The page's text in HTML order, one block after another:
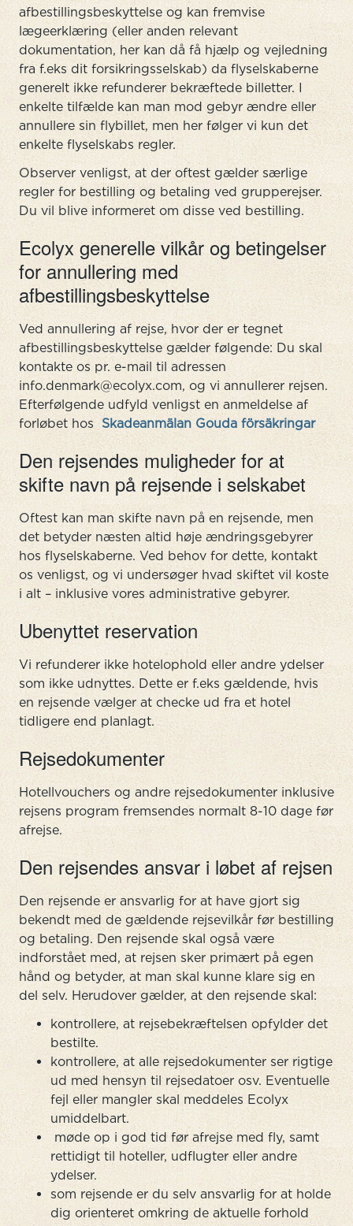
afbestillingsbeskyttelse og kan fremvise
lægeerklæring (eller anden relevant
dokumentation, her kan då få hjælp og vejledning
fra f.eks dit forsikringsselskab) da flyselskaberne
generelt ikke refunderer bekræftede billetter. I
enkelte tilfælde kan man mod gebyr ændre eller
annullere sin flybillet, men her følger vi kun det
enkelte flyselskabs regler.
Observer venligst, at der oftest gælder særlige
regler for bestilling og betaling ved grupperejser.
Du vil blive informeret om disse ved bestilling.
Ecolyx generelle vilkår og betingelser
for annullering med
afbestillingsbeskyttelse
Ved annullering af rejse, hvor der er tegnet
afbestillingsbeskyttelse gælder følgende: Du skal
kontakte os pr. e-mail til adressen
info.denmark@ecolyx.com, og vi annullerer rejsen.
Efterfølgende udfyld venligst en anmeldelse af
forløbet hosSkadeanmälan Gouda försäkringar
Den rejsendes muligheder for at
skifte navn på rejsende i selskabet
Oftest kan man skifte navn på en rejsende, men
det betyder næsten altid høje ændringsgebyrer
hos flyselskaberne. Ved behov for dette, kontakt
os venligst, og vi undersøger hvad skiftet vil koste
i alt – inklusive vores administrative gebyrer.
Ubenyttet reservation
Vi refunderer ikke hotelophold eller andre ydelser
som ikke udnyttes. Dette er f.eks gældende, hvis
en rejsende vælger at checke ud fra et hotel
tidligere end planlagt.
Rejsedokumenter
Hotellvouchers og andre rejsedokumenter inklusive
rejsens program fremsendes normalt 8-10 dage før
afrejse.
Den rejsendes ansvar i løbet af rejsen
Den rejsende er ansvarlig for at have gjort sig
bekendt med de gældende rejsevilkår før bestilling
og betaling. Den rejsende skal også være
indforstået med, at rejsen sker primært på egen
hånd og betyder, at man skal kunne klare sig en
del selv. Herudover gælder, at den rejsende skal:
kontrollere, at rejsebekræftelsen opfylder det
bestilte.
kontrollere, at alle rejsedokumenter ser rigtige
ud med hensyn til rejsedatoer osv. Eventuelle
fejl eller mangler skal meddeles Ecolyx
umiddelbart.
møde op i god tid før afrejse med fly, samt
rettidigt til hoteller, udflugter eller andre
ydelser.
som rejsende er du selv ansvarlig for at holde
dig orienteret omkring de aktuelle forhold